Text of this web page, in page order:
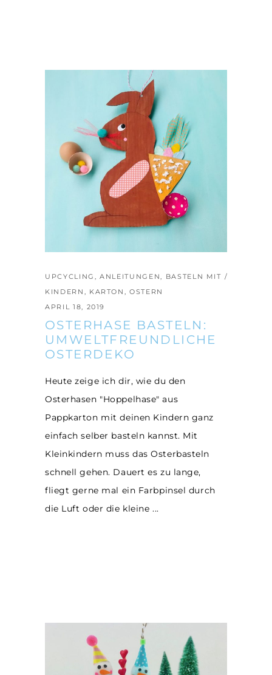
UPCYCLING ,ANLEITUNGEN, BASTELN MIT
KINDERN , KARTON ,OSTERN
APRIL 18, 2019
OSTERHASE BASTELN:
UMWELTFREUNDLICHE
OSTERDEKO
Heute zeige ich dir, wie du den
Osterhasen "Hoppelhase" aus
Pappkarton mit deinen Kindern ganz
einfach selber basteln kannst. Mit
Kleinkindern muss das Osterbasteln
schnell gehen. Dauert es zu lange,
fliegt gerne mal ein Farbpinsel durch
die Luft oder die kleine